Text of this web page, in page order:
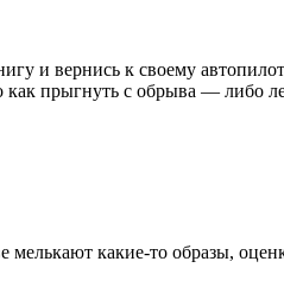
и вернись к своему
как прыгнуть с обрыва — либо
какие-то образы,